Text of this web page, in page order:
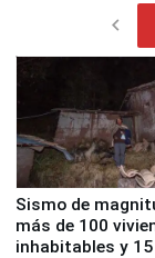
chevron_left
Sismo de
más de 100
inhabitables y 15